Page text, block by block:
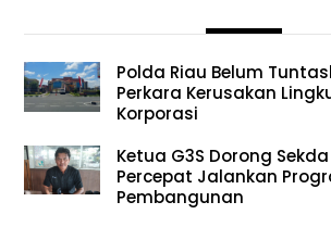
Polda Riau Belum
Perkara Kerusakan
Korporasi
Ketua G3S Dorong
Percepat Jalankan
Pembangunan